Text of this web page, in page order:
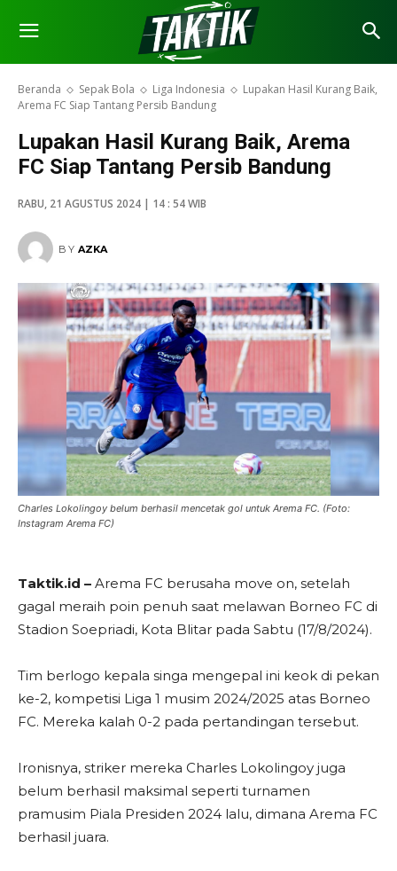
Beranda Sepak Bola Liga Indonesia
Lupakan Hasil Kurang Baik,
Arema FC Siap Tantang Persib Bandung
Lupakan Hasil Kurang Baik, Arema
FC Siap Tantang Persib Bandung
RABU, 21 AGUSTUS 2024 | 14 : 54 WIB
BY AZKA
Charles Lokolingoy belum berhasil mencetak gol untuk Arema FC. (Foto:
Instagram Arema FC)
Taktik.id – Arema FC berusaha move on, setelah
gagal meraih poin penuh saat melawan Borneo FC di
Stadion Soepriadi, Kota Blitar pada Sabtu (17/8/2024).
Tim berlogo kepala singa mengepal ini keok di pekan
ke-2, kompetisi Liga 1 musim 2024/2025 atas Borneo
FC. Mereka kalah 0-2 pada pertandingan tersebut.
Ironisnya, striker mereka Charles Lokolingoy juga
belum berhasil maksimal seperti turnamen
pramusim Piala Presiden 2024 lalu, dimana Arema FC
berhasil juara.